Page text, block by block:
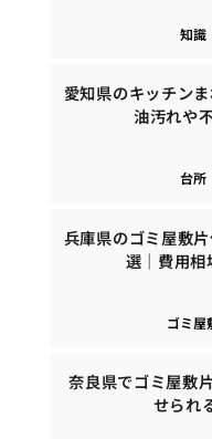
知識
愛知県のキッチン
油汚れや
台所
兵庫県のゴミ屋敷
選｜費用
ゴミ屋
奈良県でゴミ屋敷
せられ